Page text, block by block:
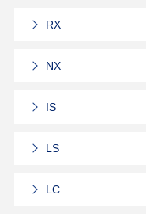
RX
NX
IS
LS
LC